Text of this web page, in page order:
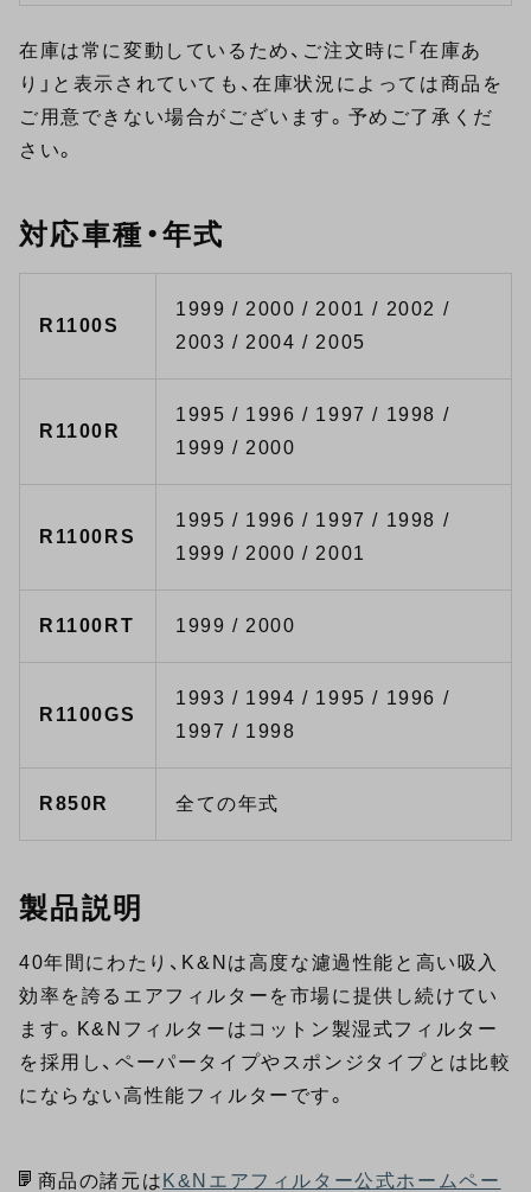
在庫は常に変動しているため、ご注文時に「在庫あ
り」と表示されていても、在庫状況によっては商品を
ご用意できない場合がございます。予めご了承くだ
さい。
対応車種・年式
R1100S
1999 / 2000 / 2001 / 2002 /
2003 / 2004 / 2005
R1100R
1995 / 1996 / 1997 / 1998 /
1999 / 2000
R1100RS
1995 / 1996 / 1997 / 1998 /
1999 / 2000 / 2001
R1100RT 1999 / 2000
R1100GS
1993 / 1994 / 1995 / 1996 /
1997 / 1998
R850R 全ての年式
製品説明
40年間にわたり、K&Nは高度な濾過性能と高い吸入
効率を誇るエアフィルターを市場に提供し続けてい
ます。K&Nフィルターはコットン製湿式フィルター
を採用し、ペーパータイプやスポンジタイプとは比較
にならない高性能フィルターです。
商品の諸元は K&Nエアフィルター公式ホームペー